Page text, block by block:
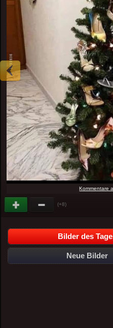
Kommentare
(+8)
Bilder des
Neue Bilder